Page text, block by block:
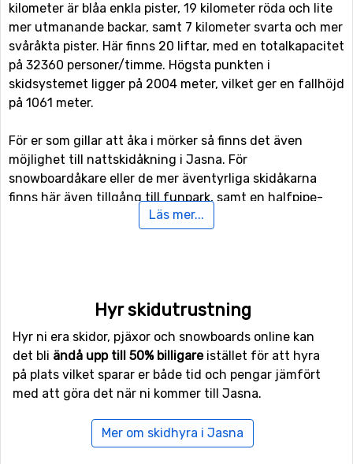
kilometer är blåa enkla pister, 19 kilometer röda och lite
mer utmanande backar, samt 7 kilometer svarta och mer
svåråkta pister. Här finns 20 liftar, med en totalkapacitet
på 32360 personer/timme. Högsta punkten i
skidsystemet ligger på 2004 meter, vilket ger en fallhöjd
på 1061 meter.
För er som gillar att åka i mörker så finns det även
möjlighet till nattskidåkning i Jasna. För
snowboardåkare eller de mer äventyrliga skidåkarna
finns här även tillgång till funpark, samt en halfpipe-
längdskidåkning då det finns 7 kilometer spår för
längskidåkning.
Flyg till Jasna
Vill man flyga till Jasna så ligger flygplatsen
, Krakow närmast, på ett avstånd av 124 kilometer
Läs mer...
Hyr skidutrustning
Hyr ni era skidor, pjäxor och snowboards online kan
det bli ändå upp till 50% billigareistället för att hyra
på plats vilket sparar er både tid och pengar jämfört
med att göra det när ni kommer till Jasna.
Mer om skidhyra i Jasna